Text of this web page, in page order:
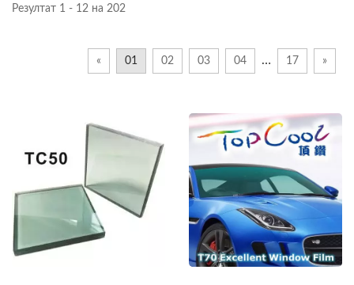
Резултат 1 - 12 на 202
« 01 02 03 04 … 17 »